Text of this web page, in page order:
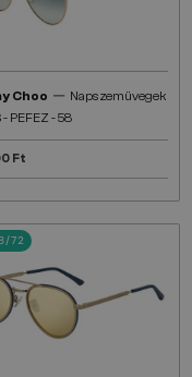
Choo — Napszemüvegek
- PEFEZ - 58
Ft
72